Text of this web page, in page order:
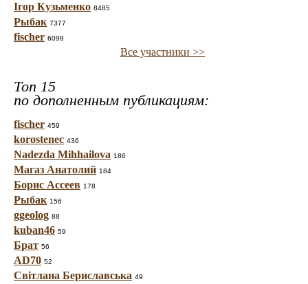
Ігор Кузьменко 8485
Рыбак 7377
fischer 6098
Все участники >>
Топ 15
по дополненным публикациям:
fischer 459
korostenec 436
Nadezda Mihhailova 186
Магаз Анатолий 184
Борис Ассеев 178
Рыбак 156
ggeolog 88
kuban46 59
Брат 56
AD70 52
Світлана Бериславська 49